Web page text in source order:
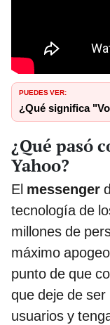
PUEDES VER:
¿Qué significa
¿Qué pasó
Yahoo?
El messenger
tecnología de
millones de
máximo
punto de que
que deje de
usuarios y